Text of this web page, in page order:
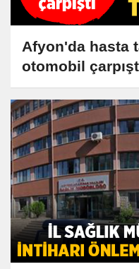
Afyon'da hasta
otomobil